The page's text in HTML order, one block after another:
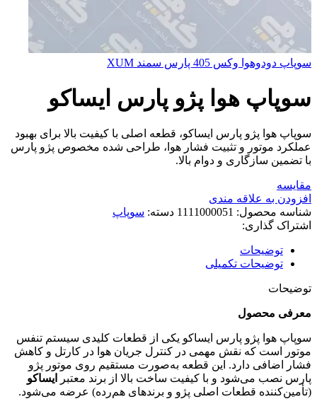
سوپاپ دودوهوا وكس 405 پارس سمند XUM
سوپاپ هوا پژو پارس ایساکو
سوپاپ هوا پژو پارس ایساکو، قطعه اصلی با کیفیت بالا برای بهبود
عملکرد موتور و تثبیت فشار هوا، طراحی شده مخصوص پژو پارس
با تضمین سازگاری و دوام بالا.
مقایسه
افزودن به علاقه مندی
شناسه محصول: 1111000051 دسته: سوپاپ
اشتراک گذاری:
توضیحات
توضیحات تکمیلی
توضیحات
معرفی محصول
سوپاپ هوا پژو پارس ایساکو یکی از قطعات کلیدی سیستم تنفس
موتور است که نقش مهمی در کنترل جریان هوا در کارتل و کاهش
فشار اضافی دارد. این قطعه به‌صورت مستقیم روی موتور پژو
پارس نصب می‌شود و با کیفیت ساخت بالا از برند معتبر
ایساکو
(تأمین‌کننده قطعات اصلی پژو و برندهای هم‌رده) عرضه می‌شود.